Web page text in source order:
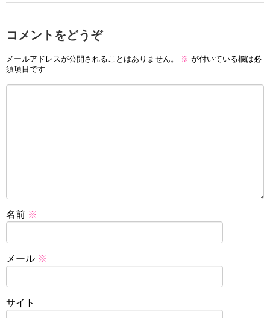
コメントをどうぞ
メールアドレスが公開されることはありません。 ※ が付いている欄は必
須項目です
名前 ※
メール ※
サイト